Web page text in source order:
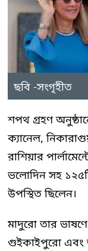
ছবি -সংগৃহীত
শপথ গ্রহণ
ক্যানেল,
রাশিয়ার
ভলোদিন সহ
উপস্থিত ছিলেন।
মাদুরো তার ভাষণে
গুইকাইপুরো এবং